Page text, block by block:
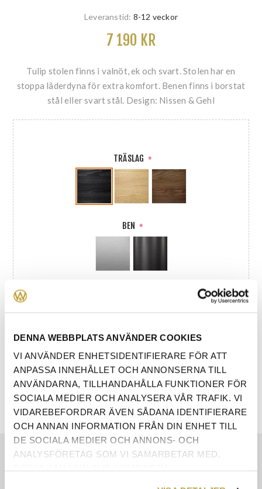
DENNA WEBBPLATS ANVÄNDER COOKIES
VI ANVÄNDER ENHETSIDENTIFIERARE FÖR ATT
ANPASSA INNEHÅLLET OCH ANNONSERNA TILL
ANVÄNDARNA, TILLHANDAHÅLLA FUNKTIONER FÖR
SOCIALA MEDIER OCH ANALYSERA VÅR TRAFIK. VI
VIDAREBEFORDRAR ÄVEN SÅDANA IDENTIFIERARE
OCH ANNAN INFORMATION FRÅN DIN ENHET TILL
DE SOCIALA MEDIER OCH ANNONS- OCH
ANALYSFÖRETAG SOM VI SAMARBETAR MED.
Leveranstid: 8-12 veckor
7 190 KR
Tulip stolen finns i valnöt, ek och svart. Stolen har en
stoppa läderdyna för extra komfort. Benen finns i borstat
stål eller svart stål. Design: Nissen & Gehl
TRÄSLAG *
BEN *
EGENSKAPER